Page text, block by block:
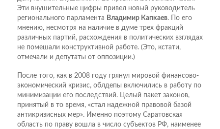
Эти внушительные цифры привел новый руководитель
регионального парламента Владимир Капкаев. По его
мнению, несмотря на наличие в думе трех фракций
различных партий, расхождения в политических взглядах
не помешали конструктивной работе. (Это, кстати,
отмечали и депутаты от оппозиции.)
После того, как в 2008 году грянул мировой финансово-
экономический кризис, облдепы включились в работу по
минимизации его последствий. Целый пакет законов,
принятый в то время, «стал надежной правовой базой
антикризисных мер». Именно поэтому Саратовская
область по праву вошла в число субъектов РФ, наименее